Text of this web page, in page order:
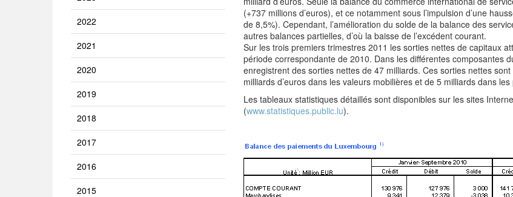
2022
2021
2020
2019
2018
2017
2016
2015
(+737 millions d’euros), et ce notamment sous l’impulsion d’une
de 8,5%). Cependant, l’amélioration du solde de la balance des
autres balances partielles, d’où la baisse de l’excédent courant.
Sur les trois premiers trimestres 2011 les sorties nettes de capitaux
période correspondante de 2010. Dans les différentes composantes
enregistrent des sorties nettes de 47 milliards. Ces sorties nettes
milliards d’euros dans les valeurs mobilières et de 5 milliards dans
Les tableaux statistiques détaillés sont disponibles sur les sites
(www.statistiques.public.lu).